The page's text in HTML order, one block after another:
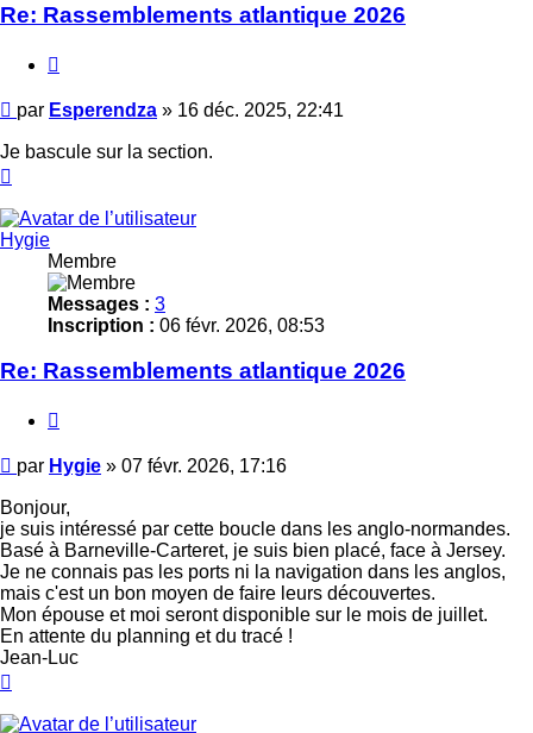
Re: Rassemblements atlantique 2026
Message
par Esperendza » 16 déc. 2025, 22:41
Je bascule sur la section.
Hygie
Membre
Messages : 3
Inscription : 06 févr. 2026, 08:53
Re: Rassemblements atlantique 2026
Message
par Hygie » 07 févr. 2026, 17:16
Bonjour,
je suis intéressé par cette boucle dans les anglo-normandes.
Basé à Barneville-Carteret, je suis bien placé, face à Jersey.
Je ne connais pas les ports ni la navigation dans les anglos,
mais c'est un bon moyen de faire leurs découvertes.
Mon épouse et moi seront disponible sur le mois de juillet.
En attente du planning et du tracé !
Jean-Luc